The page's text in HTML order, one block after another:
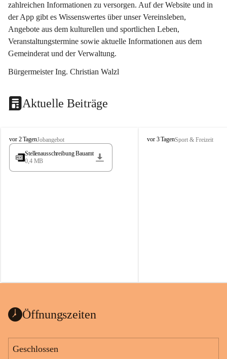
zahlreichen Informationen zu versorgen. Auf der Website und in
der App gibt es Wissenswertes über unser Vereinsleben,
Angebote aus dem kulturellen und sportlichen Leben,
Veranstaltungstermine sowie aktuelle Informationen aus dem
Gemeinderat und der Verwaltung.
Bürgermeister Ing. Christian Walzl
Aktuelle Beiträge
S
t
s
vor 2 TagenJobangebot
Stellenausschreibung Bauamt
0,4 MB
S
vor 3 TagenSport & Freizeit
Öffnungszeiten
Geschlossen